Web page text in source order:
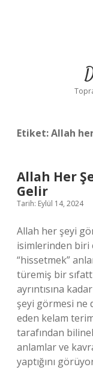
Etiket:Allah
Allah Her
Gelir
Tarih: Eylül 14, 2024
Allah her şeyi
isimlerinden biri
“hissetmek”
türemiş bir
ayrıntısına
şeyi görmesi ne
eden kelam
tarafından
anlamlar ve
yaptığını